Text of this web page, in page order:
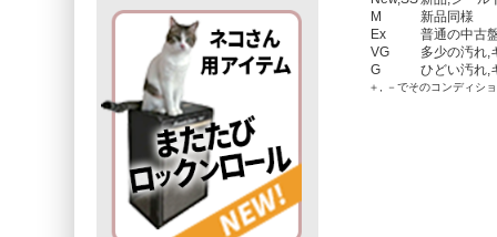
M
新品同様
Ex
普通の中古
VG
多少の汚れ,
G
ひどい汚れ,
＋, －でそのコンディシ